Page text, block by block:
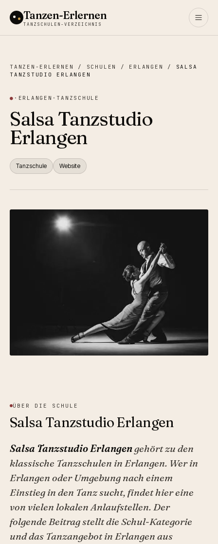
Tanzen-Erlernen
TANZSCHULEN-VERZEICHNIS
TANZEN-ERLERNEN / SCHULEN / ERLANGEN / SALSA
TANZSTUDIO ERLANGEN
● · ERLANGEN ·TANZSCHULE
Salsa Tanzstudio
Erlangen
Tanzschule Website
ÜBER DIE SCHULE
Salsa Tanzstudio Erlangen
Salsa Tanzstudio Erlangengehört zu den
klassische Tanzschulen in Erlangen. Wer in
Erlangen oder Umgebung nach einem
Einstieg in den Tanz sucht, findet hier eine
von vielen lokalen Anlaufstellen. Der
folgende Beitrag stellt die Schul-Kategorie
und das Tanzangebot in Erlangen aus